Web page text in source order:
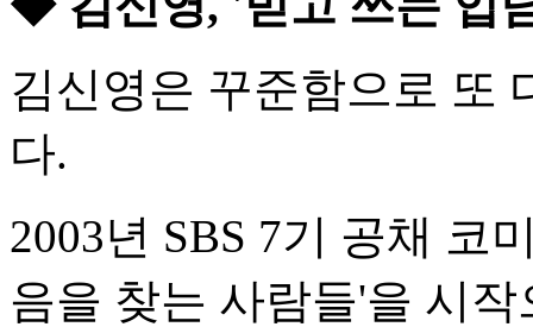
김신영은 꾸준함으로 또
다.
2003년 SBS 7기 공채 코
음을 찾는 사람들'을 시